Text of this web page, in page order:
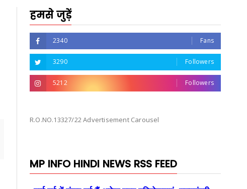
हमसे जुड़ें
2340 Fans
3290 Followers
5212 Followers
R.O.NO.13327/22 Advertisement Carousel
MP INFO HINDI NEWS RSS FEED